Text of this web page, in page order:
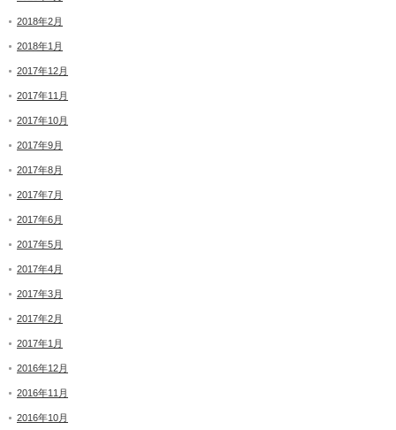
2018年2月
2018年1月
2017年12月
2017年11月
2017年10月
2017年9月
2017年8月
2017年7月
2017年6月
2017年5月
2017年4月
2017年3月
2017年2月
2017年1月
2016年12月
2016年11月
2016年10月